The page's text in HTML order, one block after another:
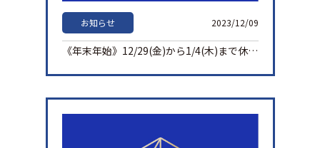
お知らせ 2023/12/09
《年末年始》12/29(金)から1/4(木)まで休診とさせて頂きます